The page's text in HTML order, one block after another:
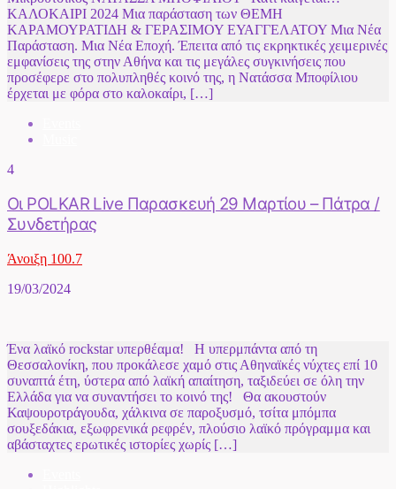
ΚΑΛΟΚΑΙΡΙ 2024 Μια παράσταση των ΘΕΜΗ
ΚΑΡΑΜΟΥΡΑΤΙΔΗ & ΓΕΡΑΣΙΜΟΥ ΕΥΑΓΓΕΛΑΤΟΥ Μια Νέα
Παράσταση. Μια Νέα Εποχή. Έπειτα από τις εκρηκτικές χειμερινές
εμφανίσεις της στην Αθήνα και τις μεγάλες συγκινήσεις που
προσέφερε στο πολυπληθές κοινό της, η Νατάσσα Μποφίλιου
έρχεται με φόρα στο καλοκαίρι, […]
4
Οι POLKAR Live Παρασκευή 29 Μαρτίου – Πάτρα /
Συνδετήρας
Άνοιξη 100.7
19/03/2024
Ένα λαϊκό rockstar υπερθέαμα! Η υπερμπάντα από τη
Θεσσαλονίκη, που προκάλεσε χαμό στις Αθηναϊκές νύχτες επί 10
συναπτά έτη, ύστερα από λαϊκή απαίτηση, ταξιδεύει σε όλη την
Ελλάδα για να συναντήσει το κοινό της! Θα ακουστούν
Καψουροτράγουδα, χάλκινα σε παροξυσμό, τσίτα μπόμπα
σουξεδάκια, εξωφρενικά ρεφρέν, πλούσιο λαϊκό πρόγραμμα και
αβάσταχτες ερωτικές ιστορίες χωρίς […]